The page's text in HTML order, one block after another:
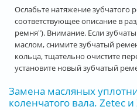
Ослабьте натяжение зубчатого
соответствующее описание в
ремня"). Внимание. Если
маслом, снимите зубчатый
кольца, тщательно очистите
установите новый зубчатый
Замена масляных
коленчатого вала. Zetec